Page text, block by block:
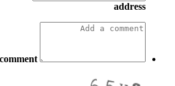
address